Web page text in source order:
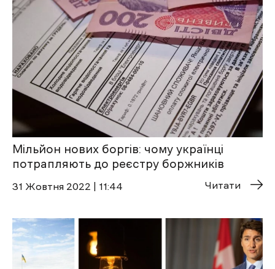
Мільйон нових боргів: чому українці
потрапляють до реєстру боржників
31 Жовтня 2022 | 11:44 Читати